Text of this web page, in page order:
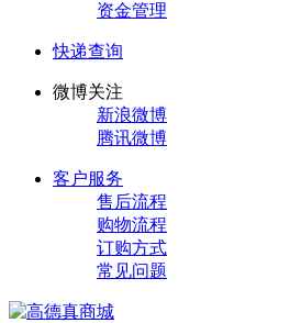
资金管理
快递查询
微博关注
新浪微博
腾讯微博
客户服务
售后流程
购物流程
订购方式
常见问题